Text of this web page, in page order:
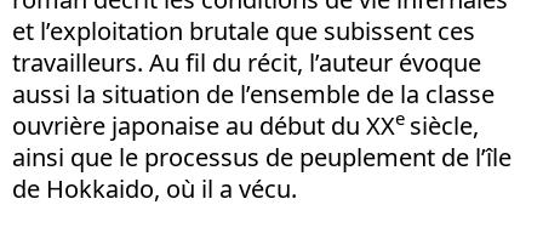
et l’exploitation brutale que subissent ces
travailleurs. Au fil du récit, l’auteur évoque
aussi la situation de l’ensemble de la classe
ouvrière japonaise au début du XXe siècle,
ainsi que le processus de peuplement de l’île
de Hokkaido, où il a vécu.